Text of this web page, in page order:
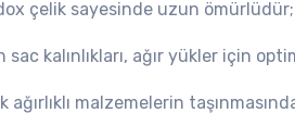
çelik sayesinde uzun ömürlüdür;
sac kalınlıkları, ağır yükler için
ağırlıklı malzemelerin